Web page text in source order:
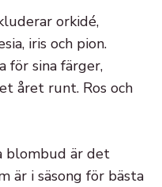
orkidé,
iris och pion.
för sina färger,
året runt. Ros och
blombud är det
är i säsong för bästa